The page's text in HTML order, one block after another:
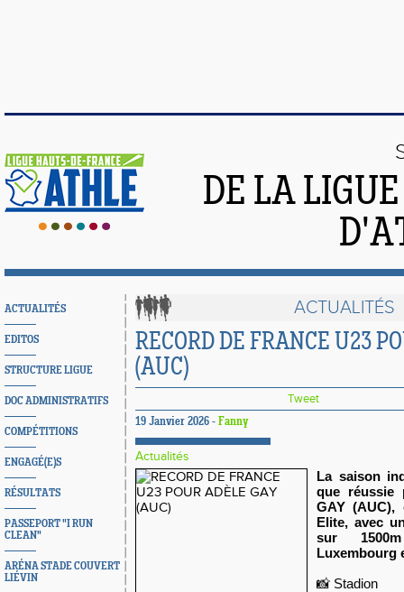
DE LA
ACTUALITÉS
EDITOS
STRUCTURE LIGUE
DOC ADMINISTRATIFS
COMPÉTITIONS
ENGAGÉ(E)S
RÉSULTATS
PASSEPORT "I RUN
CLEAN"
ARÉNA STADE COUVERT
LIÉVIN
ACTUALITÉS
RECORD DE FRANCE U23
(AUC)
Tweet
19 Janvier 2026 - Fanny
Actualités
La saison
que réussie
GAY (AUC),
Elite, avec
sur
Luxembourg
📸 Stadion